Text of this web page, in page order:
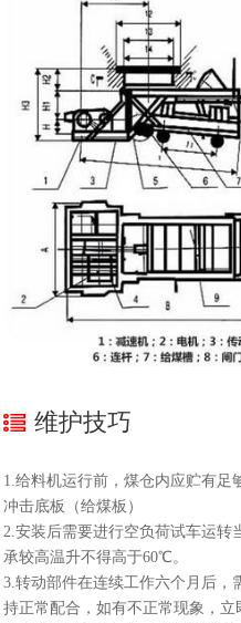
维护技巧
1.给料机运行前，煤仓内应贮有
冲击底板（给煤板）
2.安装后需要进行空负荷试车运转
承较高温升不得高于60℃。
3.转动部件在连续工作六个月后，
持正常配合，如有不正常现象，立